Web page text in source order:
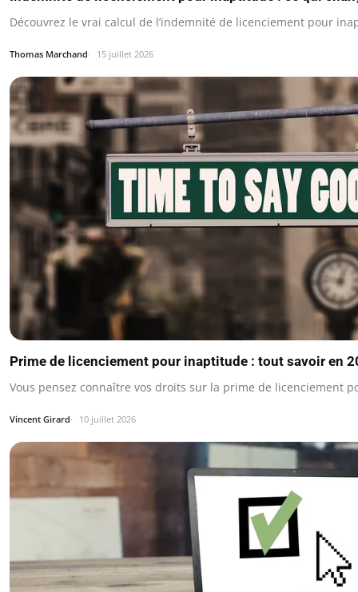
Découvrez le vrai calcul de l’indemnité de licenciement pour
Thomas Marchand 15 juillet 2026
Prime de licenciement pour inaptitude : tout savoir en
Vous pensez connaître vos droits sur la prime de licenciement
Vincent Girard 10 juillet 2026